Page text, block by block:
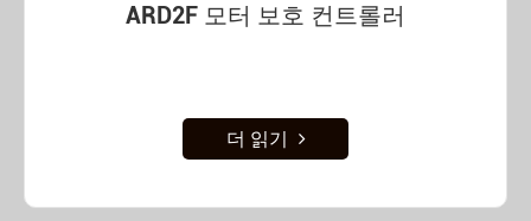
ARD2F 모터 보호 컨트롤러
더 읽기